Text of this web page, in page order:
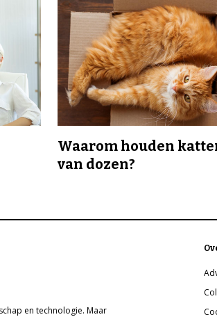
Waarom houden
van dozen?
en technologie. Maar